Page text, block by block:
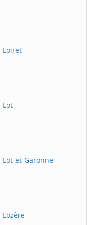
Loiret
Lot
et-Garonne